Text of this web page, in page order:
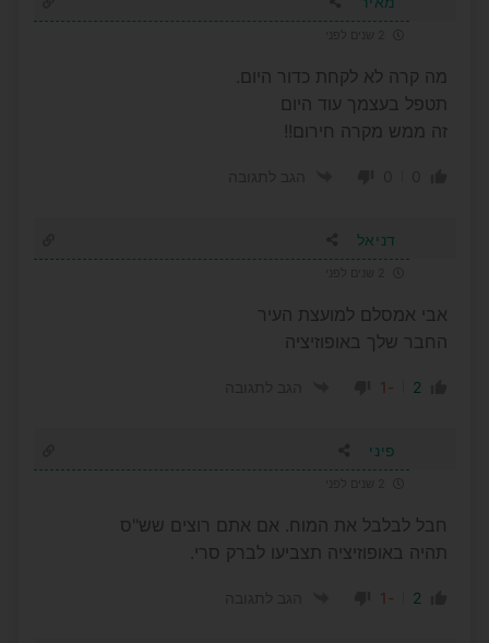
מה קרה לא לקחת כדור היום.
תטפל בעצמך עוד היום
זה ממש מקרה חירום!!
דניאל
אבי אמסלם למועצת העיר
החבר שלך באופוזיציה
2
-1
פיני
חבל לבלבל את המוח. אם אתם רוצים שש"ס
תהיה באופוזיציה תצביעו לברק סרי.
2
-1